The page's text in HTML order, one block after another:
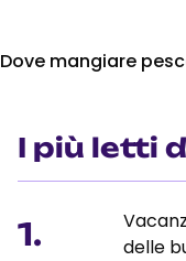
Dove mangiare
I più letti
1.
delle